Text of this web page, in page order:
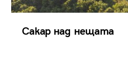
Сакар над нещата